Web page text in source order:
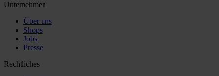
Unternehmen
Über uns
Shops
Jobs
Presse
Rechtliches